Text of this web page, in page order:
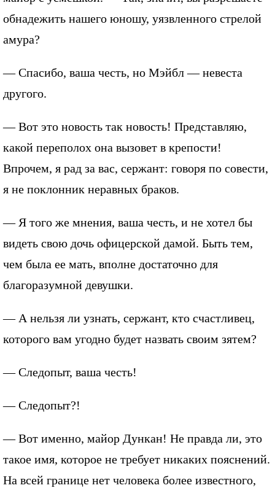
обнадежить нашего юношу, уязвленного стрелой
амура?
— Спасибо, ваша честь, но Мэйбл — невеста
другого.
— Вот это новость так новость! Представляю,
какой переполох она вызовет в крепости!
Впрочем, я рад за вас, сержант: говоря по совести,
я не поклонник неравных браков.
— Я того же мнения, ваша честь, и не хотел бы
видеть свою дочь офицерской дамой. Быть тем,
чем была ее мать, вполне достаточно для
благоразумной девушки.
— А нельзя ли узнать, сержант, кто счастливец,
которого вам угодно будет назвать своим зятем?
— Следопыт, ваша честь!
— Следопыт?!
— Вот именно, майор Дункан! Не правда ли, это
такое имя, которое не требует никаких пояснений.
На всей границе нет человека более известного,